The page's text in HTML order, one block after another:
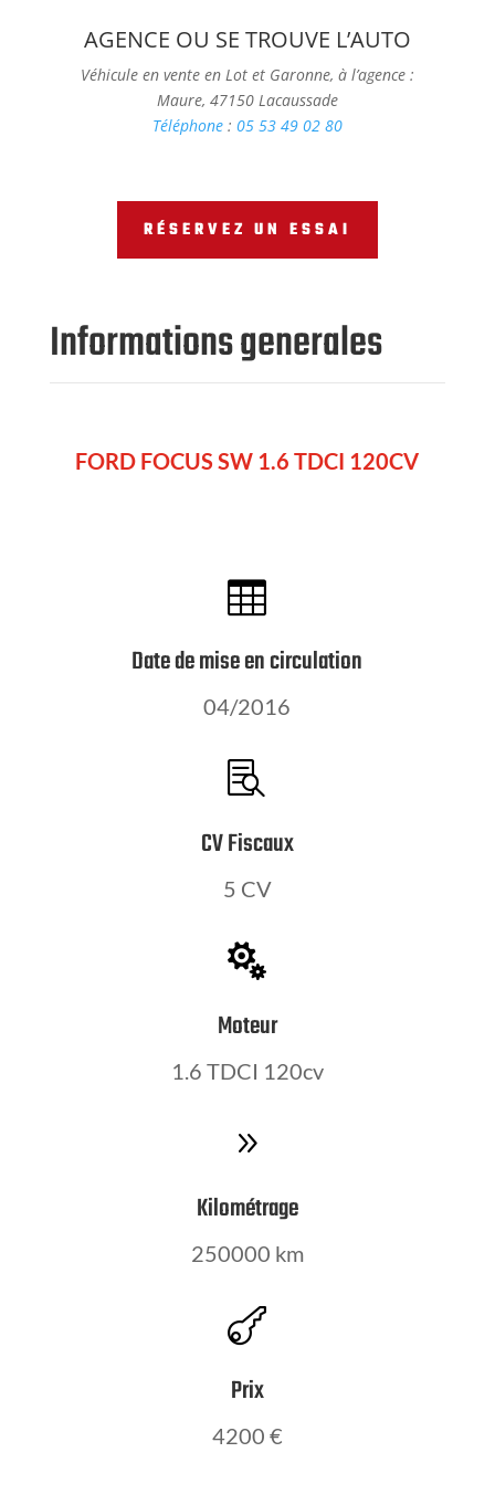
AGENCE OU SE TROUVE L’AUTO
Véhicule en vente en Lot et Garonne, à l’agence :
Maure, 47150 Lacaussade
Téléphone: 05 53 49 02 80
RÉSERVEZ UN ESSAI
Informations generales
FORD FOCUS SW 1.6 TDCI 120CV

Date de mise en circulation
04/2016

CV Fiscaux
5 CV

Moteur
1.6 TDCI 120cv
9
Kilométrage
250000 km

Prix
4200 €